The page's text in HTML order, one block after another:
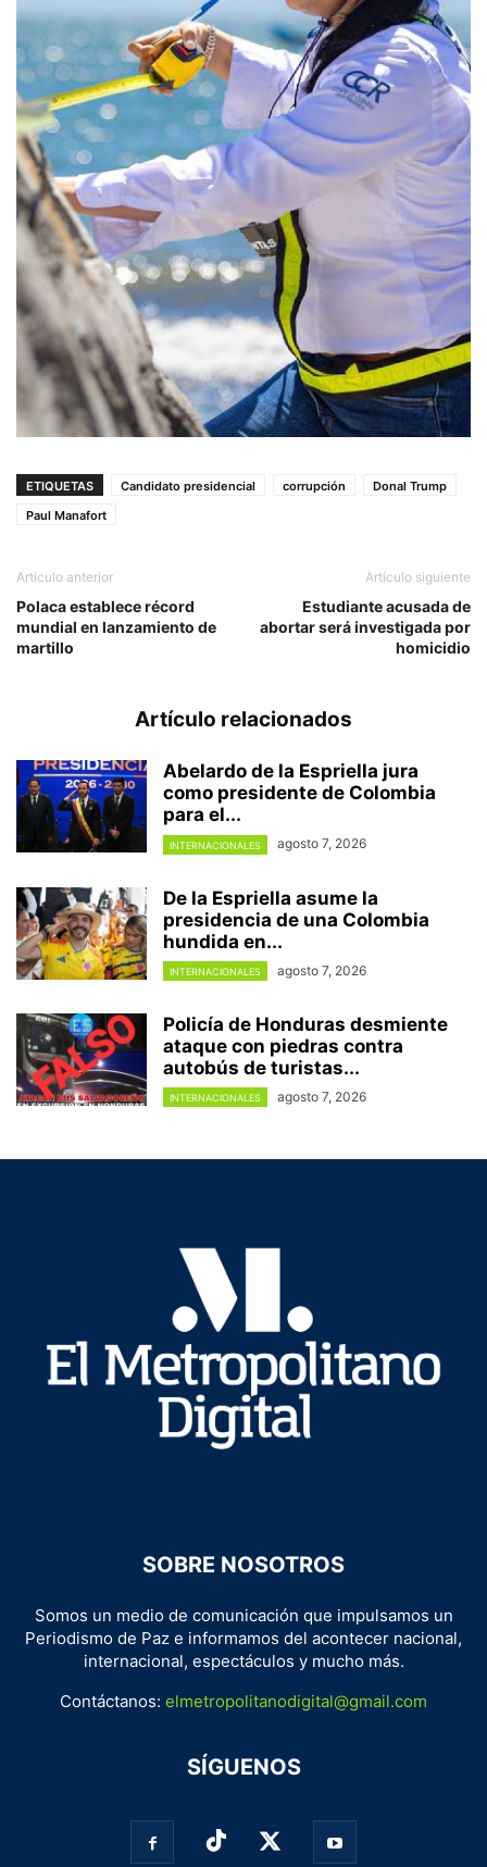
ETIQUETAS Candidato presidencial corrupción
Donal Trump
Paul Manafort
Artículo anterior
Polaca establece récord
mundial en lanzamiento de
martillo
Artículo siguiente
Estudiante acusada de
abortar será investigada por
homicidio
Artículo relacionados
Abelardo de la Espriella jura
como presidente de Colombia
para el...
INTERNACIONALES agosto 7, 2026
De la Espriella asume la
presidencia de una Colombia
hundida en...
INTERNACIONALES agosto 7, 2026
Policía de Honduras desmiente
ataque con piedras contra
autobús de turistas...
INTERNACIONALES agosto 7, 2026
SOBRE NOSOTROS
Somos un medio de comunicación que impulsamos un
Periodismo de Paz e informamos del acontecer nacional,
internacional, espectáculos y mucho más.
Contáctanos: elmetropolitanodigital@gmail.com
SÍGUENOS